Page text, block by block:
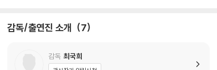
감독/출연진 소개 7
감독 최국희